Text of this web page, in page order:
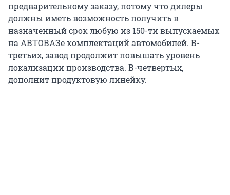
предварительному заказу, потому что дилеры
должны иметь возможность получить в
назначенный срок любую из 150-ти выпускаемых
на АВТОВАЗе комплектаций автомобилей. В-
третьих, завод продолжит повышать уровень
локализации производства. В-четвертых,
дополнит продуктовую линейку.